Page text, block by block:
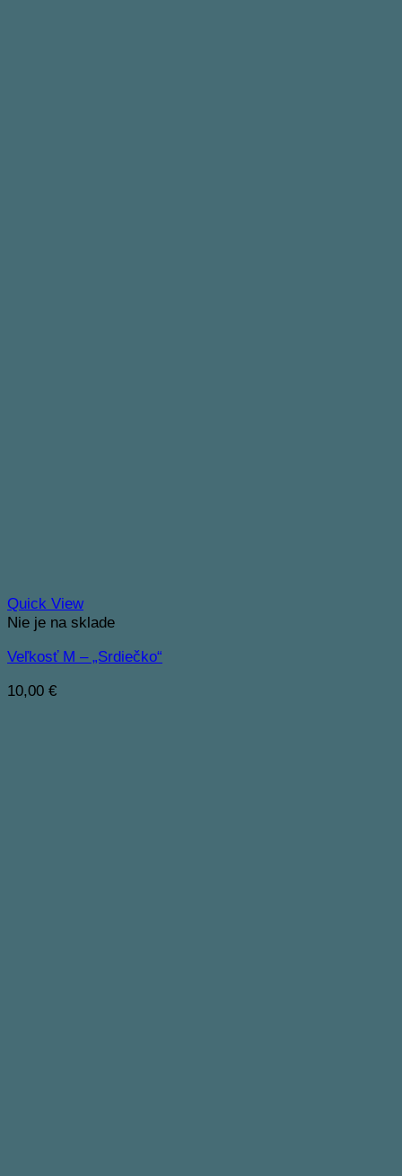
Quick View
Nie je na sklade
Veľkosť M – „Srdiečko“
10,00 €